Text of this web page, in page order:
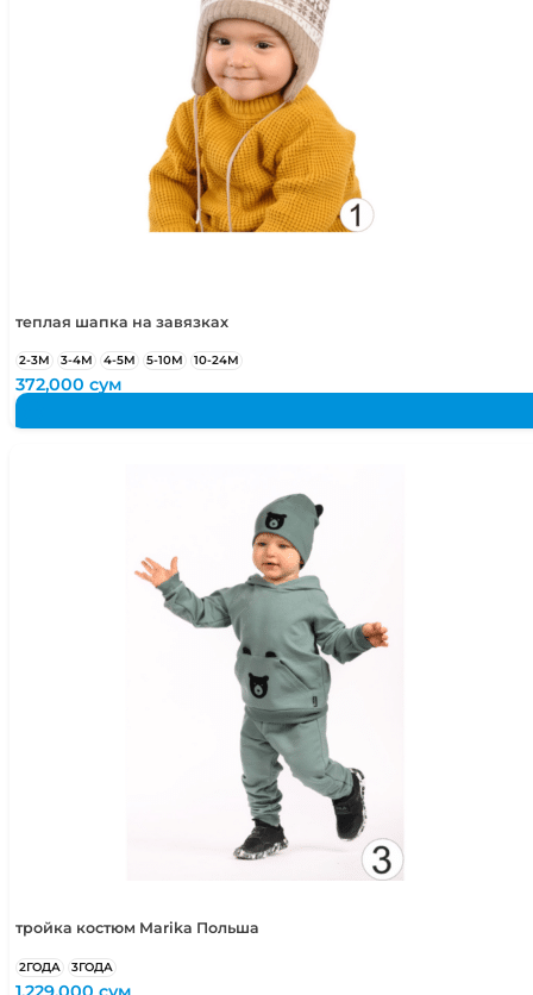
теплая шапка на завязках
2-3М 3-4М 4-5М 5-10М 10-24М
372,000сум
тройка костюм Marika Польша
2ГОДА 3ГОДА